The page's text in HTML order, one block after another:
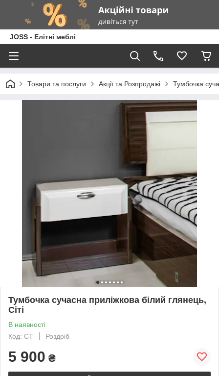
JOSS - Елітні меблі
Товари та послуги Акції та Розпродажі Тумбочка
Тумбочка сучасна приліжкова білий глянець,
Сіті
В наявності
Код: СТ
Роздріб
5 900 ₴